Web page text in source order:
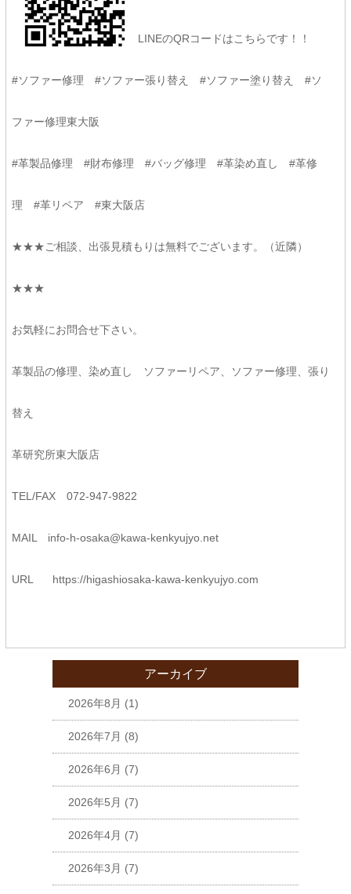
LINEのQRコードはこちらです！！
#ソファー修理 #ソファー張り替え #ソファー塗り替え #ソ
ファー修理東大阪
#革製品修理 #財布修理 #バッグ修理 #革染め直し #革修
理 #革リペア #東大阪店
★★★ご相談、出張見積もりは無料でございます。（近隣）
★★★
お気軽にお問合せ下さい。
革製品の修理、染め直し ソファーリペア、ソファー修理、張り
替え
革研究所東大阪店
TEL/FAX 072-947-9822
MAIL info-h-osaka@kawa-kenkyujyo. net
URL https://higashiosaka-kawa-kenkyujyo.com
アーカイブ
2026年8月 (1)
2026年7月 (8)
2026年6月 (7)
2026年5月 (7)
2026年4月 (7)
2026年3月 (7)